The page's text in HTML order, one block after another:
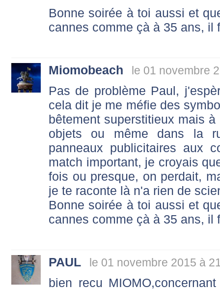
Bonne soirée à toi aussi et
cannes comme çà à 35 ans, il
Miomobeach le 01 novembre
Pas de problème Paul,
cela dit je me méfie des
bêtement superstitieux mais
objets ou même dans la
panneaux publicitaires aux
match important, je croyais
fois ou presque, on perdait,
je te raconte là n'a rien de
Bonne soirée à toi aussi et
cannes comme çà à 35 ans, il
PAUL le 01 novembre 2015 à
bien recu